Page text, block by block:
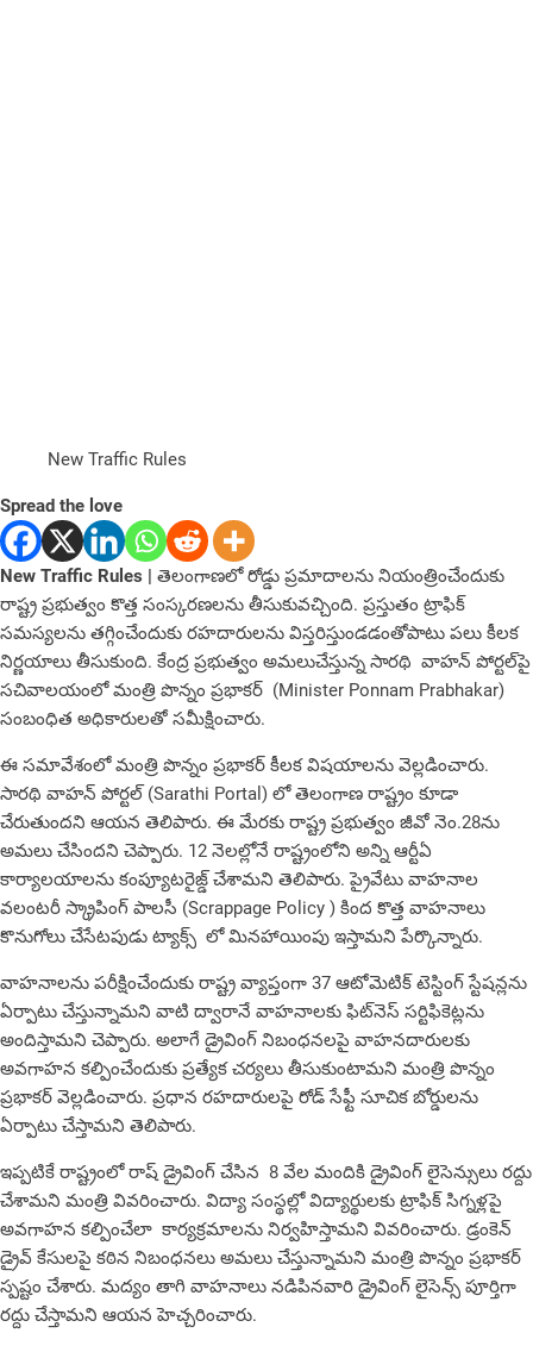
New Traffic Rules
Spread the love
New Traffic Rules | తెలంగాణలో రోడ్డు ప్రమాదాలను నియంత్రించేందుకు
రాష్ట్ర ప్రభుత్వం కొత్త సంస్కరణలను తీసుకువచ్చింది. ప్రస్తుతం ట్రాఫిక్
సమస్యలను తగ్గించేందుకు రహదారులను విస్తరిస్తుండడంతోపాటు పలు కీలక
నిర్ణయాలు తీసుకుంది. కేంద్ర ప్రభుత్వం అమలుచేస్తున్న సారథి వాహన్ పోర్టల్‌పై
సచివాలయంలో మంత్రి పొన్నం ప్రభాకర్ (Minister Ponnam Prabhakar)
సంబంధిత అధికారులతో సమీక్షించారు.
ఈ సమావేశంలో మంత్రి పొన్నం ప్రభాకర్ కీలక విషయాలను వెల్లడించారు.
సారథి వాహన్ పోర్టల్‌ (Sarathi Portal) లో తెలంగాణ రాష్ట్రం కూడా
చేరుతుందని ఆయన తెలిపారు. ఈ మేరకు రాష్ట్ర ప్రభుత్వం జీవో నెం.28ను
అమలు చేసిందని చెప్పారు. 12 నెలల్లోనే రాష్ట్రంలోని అన్ని ఆర్టీఏ
కార్యాలయాలను కంప్యూటరైజ్డ్ చేశామని తెలిపారు. ప్రైవేటు వాహనాల
వలంటరీ స్క్రాపింగ్ పాలసీ (Scrappage Policy ) కింద కొత్త వాహనాలు
కొనుగోలు చేసేటపుడు ట్యాక్స్ లో మినహాయింపు ఇస్తామని పేర్కొన్నారు.
వాహనాలను పరీక్షించేందుకు రాష్ట్ర వ్యాప్తంగా 37 ఆటోమెటిక్ టెస్టింగ్ స్టేషన్లను
ఏర్పాటు చేస్తున్నామని వాటి ద్వారానే వాహనాలకు ఫిట్‌నెస్ సర్టిఫికెట్లను
అందిస్తామని చెప్పారు. అలాగే డ్రైవింగ్ నిబంధనలపై వాహనదారులకు
అవగాహన కల్పించేందుకు ప్రత్యేక చర్యలు తీసుకుంటామని మంత్రి పొన్నం
ప్రభాకర్ వెల్లడించారు. ప్రధాన రహదారులపై రోడ్ సేఫ్టీ సూచిక బోర్డులను
ఏర్పాటు చేస్తామని తెలిపారు.
ఇప్పటికే రాష్ట్రంలో రాష్ డ్రైవింగ్ చేసిన 8 వేల మందికి డ్రైవింగ్ లైసెన్సులు రద్దు
చేశామని మంత్రి వివరించారు. విద్యా సంస్థల్లో విద్యార్థులకు ట్రాఫిక్ సిగ్నళ్లపై
అవగాహన కల్పించేలా కార్యక్రమాలను నిర్వహిస్తామని వివరించారు. డ్రంకెన్
డ్రైవ్ కేసులపై కఠిన నిబంధనలు అమలు చేస్తున్నామని మంత్రి పొన్నం ప్రభాకర్
స్పష్టం చేశారు. మద్యం తాగి వాహనాలు నడిపినవారి డ్రైవింగ్ లైసెన్స్ పూర్తిగా
రద్దు చేస్తామని ఆయన హెచ్చరించారు.